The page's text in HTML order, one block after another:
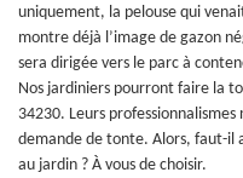
uniquement, la pelouse qui
montre déjà l’image de gazon
sera dirigée vers le parc à
Nos jardiniers pourront faire la
34230. Leurs
demande de tonte. Alors, faut-il
au jardin ? À vous de choisir.